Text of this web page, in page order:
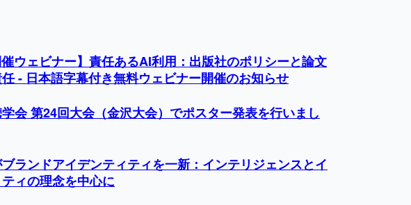
催ウェビナー】責任あるAI利用：出版社のポリシーと論文
- 日本語字幕付き無料ウェビナー開催のお知らせ
会 第24回大会（金沢大会）でポスター発表を行いまし
ランドアイデンティティを一新：インテリジェンスとイ
ィの理念を中心に